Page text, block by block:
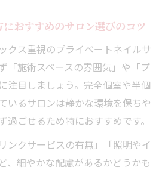
におすすめのサロン選びのコツ
クス重視のプライベートネイルサ
「施術スペースの雰囲気」や「プ
注目しましょう。完全個室や半個
いるサロンは静かな環境を保ちや
過ごせるため特におすすめです。
ンクサービスの有無」「照明やイ
、細やかな配慮があるかどうかも